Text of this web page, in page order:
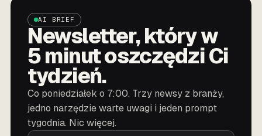
AI BRIEF
Newsletter, który w
5 minut oszczędzi Ci
tydzień.
Co poniedziałek o 7:00. Trzy newsy z branży,
jedno narzędzie warte uwagi i jeden prompt
tygodnia. Nic więcej.